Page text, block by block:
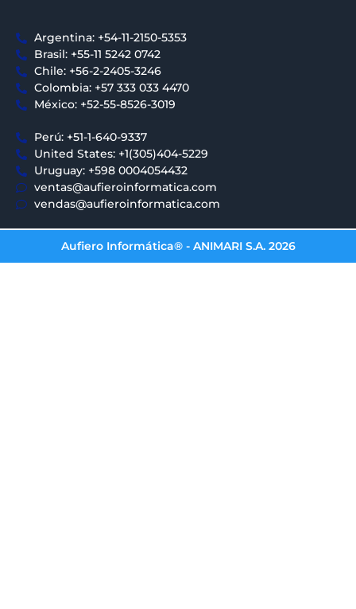
Argentina: +54-11-2150-5353
Brasil: +55-11 5242 0742
Chile: +56-2-2405-3246
Colombia: +57 333 033 4470
México: +52-55-8526-3019
Perú: +51-1-640-9337
United States: +1(305)404-5229
Uruguay: +598 0004054432
ventas@aufieroinformatica.com
vendas@aufieroinformatica.com
Aufiero Informática® - ANIMARI S.A. 2026